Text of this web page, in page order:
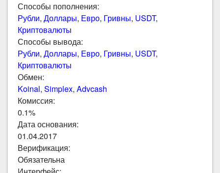
Способы пополнения:
Рубли, Доллары, Евро, Гривны, USDT,
Криптовалюты
Способы вывода:
Рубли, Доллары, Евро, Гривны, USDT,
Криптовалюты
Обмен:
Koinal, Simplex, Advcash
Комиссия:
0.1%
Дата основания:
01.04.2017
Верификация:
Обязательна